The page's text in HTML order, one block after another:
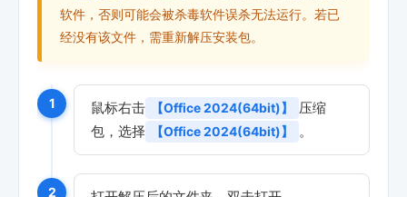
软件，否则可能会被杀毒软件误杀无法运行。若已
经没有该文件，需重新解压安装包。
1 鼠标右击 【Office 2024(64bit)】
压缩
包，选择
【Office 2024(64bit)】 。
2